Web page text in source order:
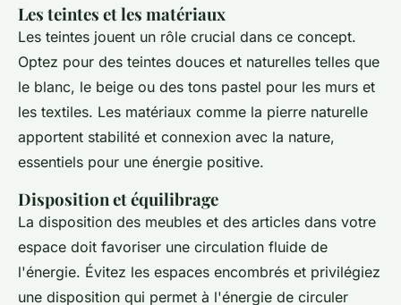
Les teintes et les matériaux
Les teintes jouent un rôle crucial dans ce concept.
Optez pour des teintes douces et naturelles telles que
le blanc, le beige ou des tons pastel pour les murs et
les textiles. Les matériaux comme la pierre naturelle
apportent stabilité et connexion avec la nature,
essentiels pour une énergie positive.
Disposition et équilibrage
La disposition des meubles et des articles dans votre
espace doit favoriser une circulation fluide de
l'énergie. Évitez les espaces encombrés et privilégiez
une disposition qui permet à l'énergie de circuler